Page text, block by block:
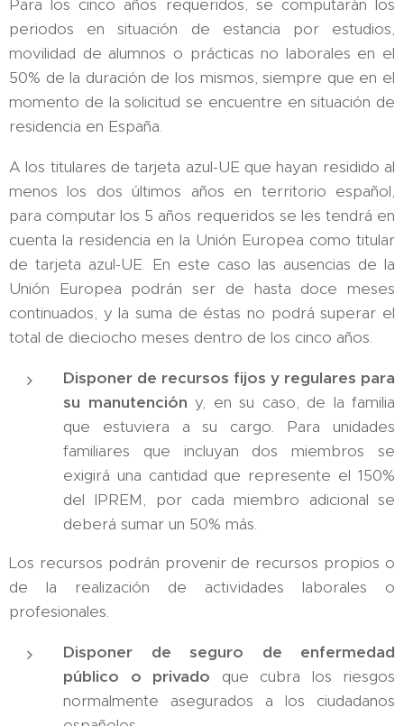
Para los cinco años requeridos, se computarán los
periodos en situación de estancia por estudios,
movilidad de alumnos o prácticas no laborales en el
50% de la duración de los mismos, siempre que en el
momento de la solicitud se encuentre en situación de
residencia en España.
A los titulares de tarjeta azul-UE que hayan residido al
menos los dos últimos años en territorio español,
para computar los 5 años requeridos se les tendrá en
cuenta la residencia en la Unión Europea como titular
de tarjeta azul-UE. En este caso las ausencias de la
Unión Europea podrán ser de hasta doce meses
continuados, y la suma de éstas no podrá superar el
total de dieciocho meses dentro de los cinco años.
Disponer de recursos fijos y regulares para
su manutención y, en su caso, de la familia
que estuviera a su cargo. Para unidades
familiares que incluyan dos miembros se
exigirá una cantidad que represente el 150%
del IPREM, por cada miembro adicional se
deberá sumar un 50% más.
Los recursos podrán provenir de recursos propios o
de la realización de actividades laborales o
profesionales.
Disponer de seguro de enfermedad
público o privado que cubra los riesgos
normalmente asegurados a los ciudadanos